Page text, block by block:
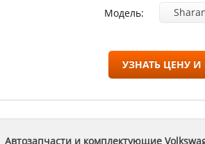
Модель:
УЗНАТЬ ЦЕНУ
Автозапчасти и комплектующие